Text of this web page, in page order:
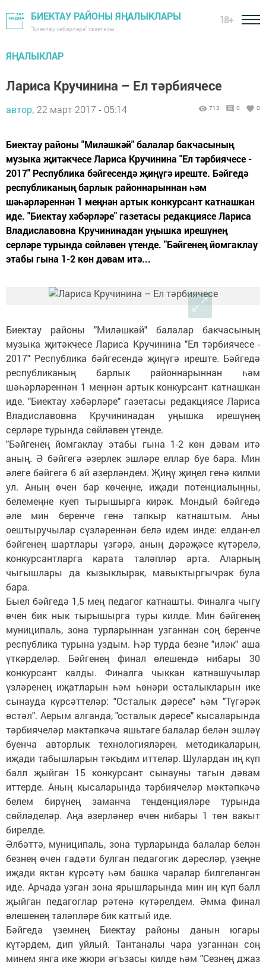
БИЕКТАУ РАЙОНЫ ЯҢАЛЫКЛАРЫ
"Биектау хәбәрләре" газетасы
18+
ЯҢАЛЫКЛАР
Лариса Кручинина – Ел тәрбиячесе
автор, 22 март 2017 - 05:14 713 0 0
Биектау районы "Миләшкәй" балалар бакчасының
музыка җитәкчесе Лариса Кручинина "Ел тәрбиячесе -
2017" Республика бәйгесендә җиңүгә иреште. Бәйгедә
республиканың барлык районнарыннан һәм
шәһәрләреннән 1 меңнән артык конкурсант катнашкан
иде. "Биектау хәбәрләре" газетасы редакциясе Лариса
Владиславовна Кручининадан уңышка ирешүнең
серләре турында сөйләвен үтенде. "Бәйгенең йомгаклау
этабы гына 1-2 көн дәвам итә...
Биектау районы "Миләшкәй" балалар бакчасының
музыка җитәкчесе Лариса Кручинина "Ел тәрбиячесе -
2017" Республика бәйгесендә җиңүгә иреште. Бәйгедә
республиканың барлык районнарыннан һәм
шәһәрләреннән 1 меңнән артык конкурсант катнашкан
иде. "Биектау хәбәрләре" газетасы редакциясе Лариса
Владиславовна Кручининадан уңышка ирешүнең
серләре турында сөйләвен үтенде.
"Бәйгенең йомгаклау этабы гына 1-2 көн дәвам итә
аның. Ә бәйгегә әзерлек эшләре еллар буе бара. Мин
әлеге бәйгегә 6 ай әзерләндем. Җиңү җиңел генә килми
ул. Аның өчен бар көчеңне, иҗади потенциалыңны,
белемеңне куеп тырышырга кирәк. Мондый бәйгедә
әле мин беренче генә тапкыр катнаштым. Аны
оештыручылар сүзләреннән белә идем инде: елдан-ел
бәйгенең шартлары үзгәрә, аның дәрәҗәсе күтәрелә,
конкурсантларга карата таләпләр арта. Аларның
чыгышлары да кызыклырак, мавыктыргычрак була
бара.
Быел бәйгедә 1,5 мең педагог катнашты. Финалга чыгу
өчен бик нык тырышырга туры килде. Мин бәйгенең
муниципаль, зона турларыннан узганнан соң беренче
республика турына уздым. Һәр турда безне "иләк" аша
үткәрделәр. Бәйгенең финал өлешендә нибары 30
конкурсант калды. Финалга чыккан катнашучылар
үзләренең иҗатларын һәм һөнәри осталыкларын ике
сынауда күрсәттеләр: "Осталык дәресе" һәм "Түгәрәк
өстәл". Аерым алганда, "осталык дәресе" кысаларында
тәрбиячеләр мәктәпкәчә яшьтәге балалар белән эшләү
буенча авторлык технологияләрен, методикаларын,
иҗади табышларын тәкъдим иттеләр. Шулардан иң күп
балл җыйган 15 конкурсант сынауны тагын дәвам
иттерде. Аның кысаларында тәрбиячеләр мәктәпкәчә
белем бирүнең заманча тенденцияләре турында
сөйләделәр. Аңа әзерләнер өчен нибары 1 төн вакыт
бирелде.
Әлбәттә, муниципаль, зона турларында балалар белән
безнең өчен гадәти булган педагогик дәресләр, үзеңне
иҗади яктан күрсәтү һәм башка чаралар билгеләнгән
иде. Арчада узган зона ярышларында мин иң күп балл
җыйган педагоглар рәтенә күтәрелдем. Әмма финал
өлешенең таләпләре бик катгый иде.
Бәйгедә үземнең Биектау районы данын югары
күтәрдем, дип уйлый. Тантаналы чара узганнан соң
минем янга ике жюри әгъзасы килде һәм "Сезнең джаз